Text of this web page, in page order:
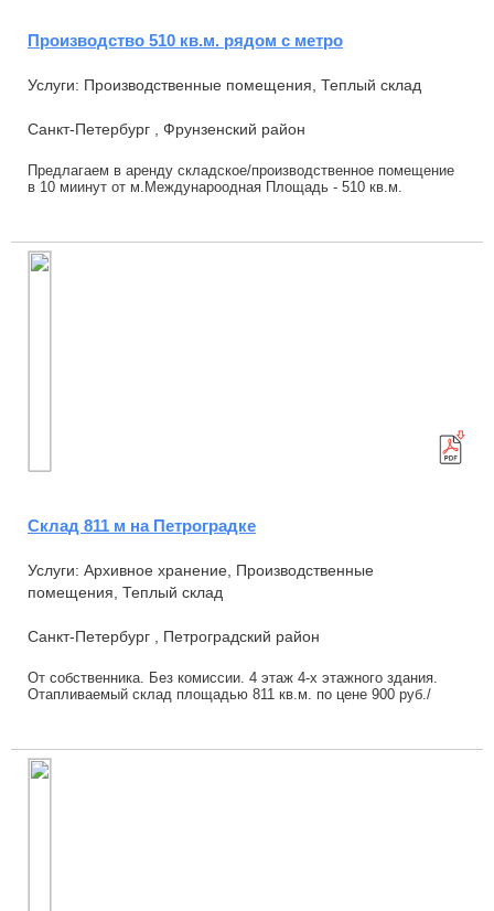
Производство 510 кв.м. рядом с метро
Услуги: Производственные помещения, Теплый склад
Санкт-Петербург , Фрунзенский район
Предлагаем в аренду складское/производственное помещение
в 10 миинут от м.Междунароодная Площадь - 510 кв.м.
Склад 811 м на Петроградке
Услуги: Архивное хранение, Производственные
помещения, Теплый склад
Санкт-Петербург , Петроградский район
От собственника. Без комиссии. 4 этаж 4-х этажного здания.
Отапливаемый склад площадью 811 кв.м. по цене 900 руб./